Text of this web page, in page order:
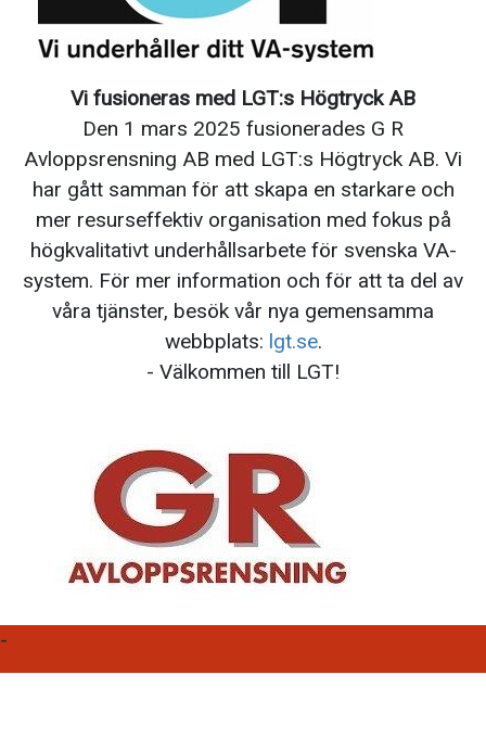
Vi fusioneras med LGT:s Högtryck AB
Den 1 mars 2025 fusionerades G R
Avloppsrensning AB med LGT:s Högtryck AB. Vi
har gått samman för att skapa en starkare och
mer resurseffektiv organisation med fokus på
högkvalitativt underhållsarbete för svenska VA-
system. För mer information och för att ta del av
våra tjänster, besök vår nya gemensamma
webbplats: lgt.se.
- Välkommen till LGT!
-